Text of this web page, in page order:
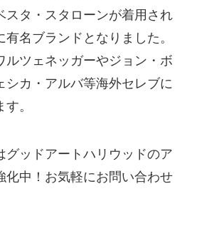
スタ・スタローンが着用され
名ブランドとなりました。
ルツェネッガーやジョン・ボ
シカ・アルバ等海外セレブに
。
グッドアートハリウッドのア
化中！お気軽にお問い合わせ